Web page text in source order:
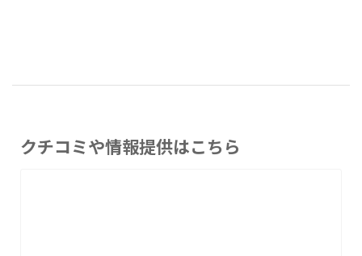
クチコミや情報提供はこちら